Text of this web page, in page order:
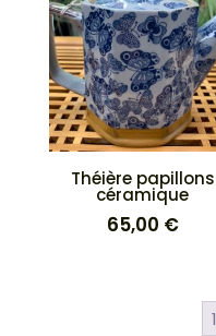
Théière papillons
céramique
65,00 €
1